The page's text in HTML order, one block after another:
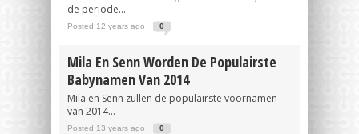
de periode...
Posted 12 years ago 0
Mila En Senn Worden De Populairste
Babynamen Van 2014
Mila en Senn zullen de populairste voornamen
van 2014...
Posted 13 years ago 0